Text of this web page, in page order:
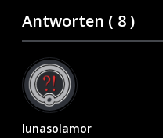
Antworten ( 8)
lunasolamor